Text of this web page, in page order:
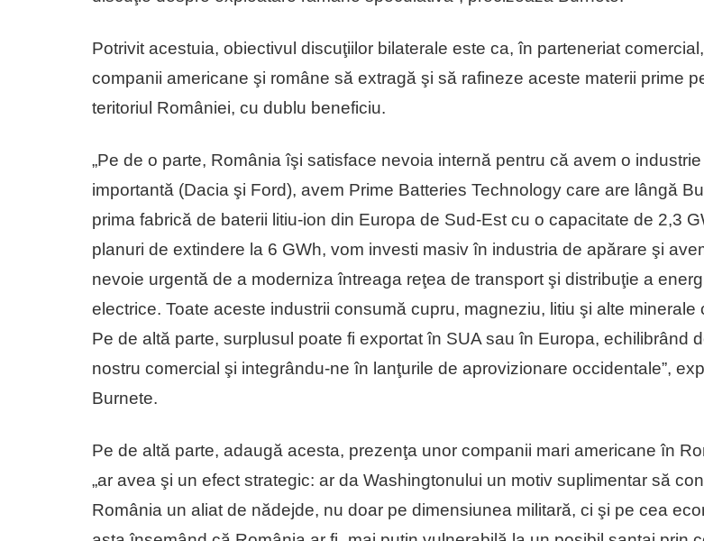
Potrivit acestuia, obiectivul discuţiilor bilaterale este ca, în parteneriat comercial,
companii americane şi române să extragă şi să rafineze aceste materii prime
teritoriul României, cu dublu beneficiu.
„Pe de o parte, România îşi satisface nevoia internă pentru că avem o
importantă (Dacia şi Ford), avem Prime Batteries Technology care are lângă
prima fabrică de baterii litiu-ion din Europa de Sud-Est cu o capacitate de 2,3
planuri de extindere la 6 GWh, vom investi masiv în industria de apărare şi
nevoie urgentă de a moderniza întreaga reţea de transport şi distribuţie a
electrice. Toate aceste industrii consumă cupru, magneziu, litiu şi alte minerale
Pe de altă parte, surplusul poate fi exportat în SUA sau în Europa, echilibrând
nostru comercial şi integrându-ne în lanţurile de aprovizionare occidentale”,
Burnete.
Pe de altă parte, adaugă acesta, prezenţa unor companii mari americane în
„ar avea şi un efect strategic: ar da Washingtonului un motiv suplimentar să
România un aliat de nădejde, nu doar pe dimensiunea militară, ci şi pe cea